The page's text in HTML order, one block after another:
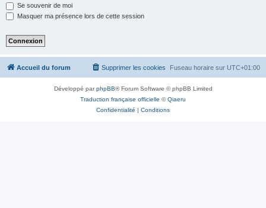
Se souvenir de moi
Masquer ma présence lors de cette session
Accueil du forum Fuseau horaire sur UTC+01:00
Supprimer les cookies
Développé parphpBB® Forum Software © phpBB Limited
Traduction française officielle ©Qiaeru
Confidentialité | Conditions